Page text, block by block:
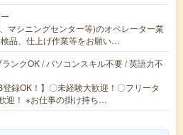
マシニングセンター等)のオペレーター業
品、仕上げ作業等をお願い…
ンクOK / パソコンスキル不要 / 英語力不
登録OK！】〇未経験大歓迎！〇フリータ
迎！ ※お仕事の掛け持ち…